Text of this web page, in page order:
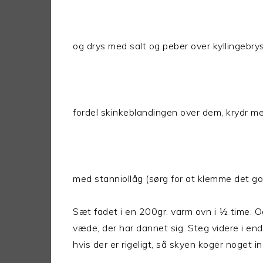
og drys med salt og peber over
fordel skinkeblandingen over dem, krydr
med stanniollåg (sørg for at klemme det
Sæt fadet i en 200gr. varm ovn i ½ time.
væde, der har dannet sig. Steg videre i
hvis der er rigeligt, så skyen koger noget